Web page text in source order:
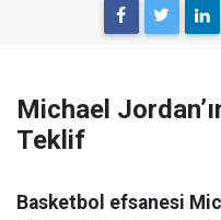
Michael
Teklif
Basketbol efsanesi